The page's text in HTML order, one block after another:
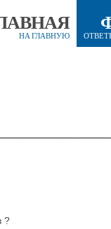
НА ГЛАВНУЮ
?